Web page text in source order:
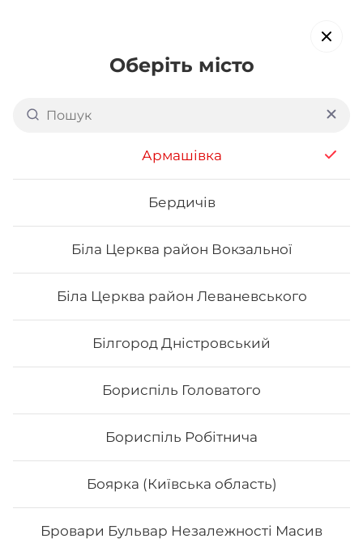
Оберіть місто
Армашівка
Бердичів
Біла Церква район Вокзальної
Біла Церква район Леваневського
Білгород Дністровський
Бориспіль Головатого
Бориспіль Робітнича
Боярка (Київська область)
Бровари Бульвар Незалежності Масив
Новояворівську
Нігірі